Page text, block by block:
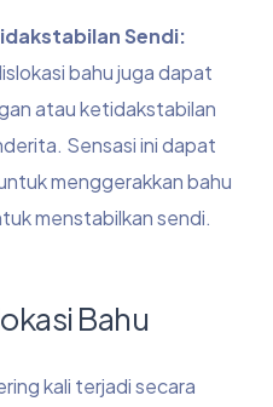
Sendi:
bahu juga dapat
atau ketidakstabilan
Sensasi ini dapat
menggerakkan bahu
menstabilkan sendi.
Bahu
kali terjadi secara